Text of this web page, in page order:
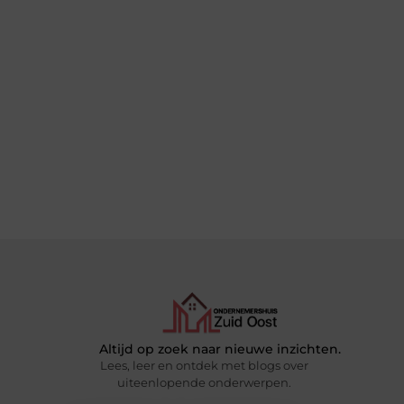
Altijd op zoek naar nieuwe inzichten.
Lees, leer en ontdek met blogs over
uiteenlopende onderwerpen.